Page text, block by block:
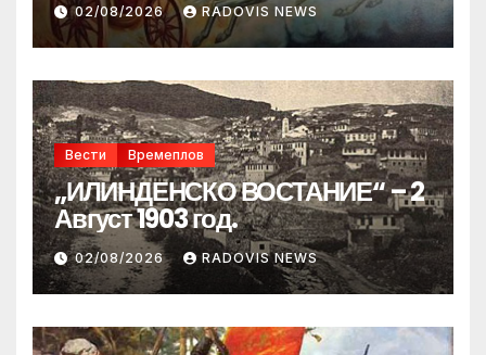
02/08/2026 RADOVIS NEWS
Вести Времеплов
„ИЛИНДЕНСКО ВОСТАНИЕ“ – 2
Август 1903 год.
02/08/2026 RADOVIS NEWS